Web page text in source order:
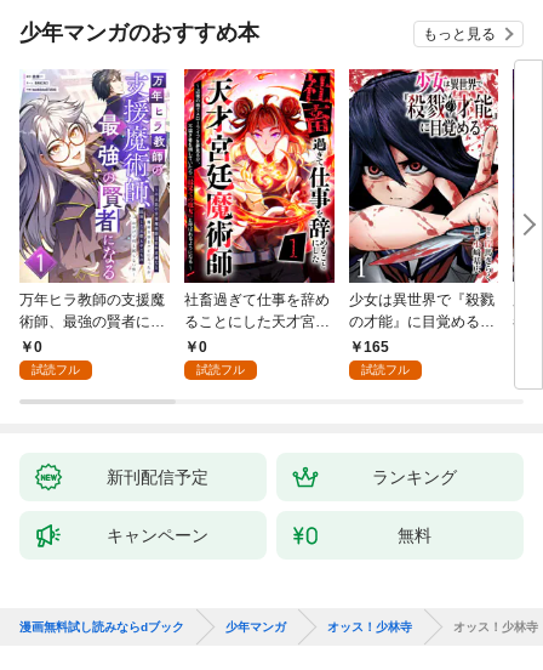
少年マンガのおすすめ本 もっと見る
万年ヒラ教師の支援魔
術師、最強の賢者にな
る～不人気の支援魔術
師は給料泥棒だと魔術
が、出世した元教え子
0
試読フル
社畜過ぎて仕事を辞め
ることにした天才宮廷
魔術師～辺境の地でス
ローライフを夢見る
0
試読フル
少女は異世界で『殺戮
の才能』に目覚める
(話売り) #1
165
試読フル
者
新刊配信予定 ランキング
キャンペーン 無料
漫画無料試し読みならdブック 少年マンガ オッス！少林寺 オッス！少林寺